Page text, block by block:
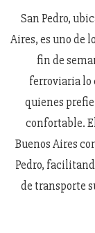
San Pedro,
Aires, es uno de
fin de
ferroviaria lo
quienes
confortable.
Buenos Aires
Pedro,
de transporte